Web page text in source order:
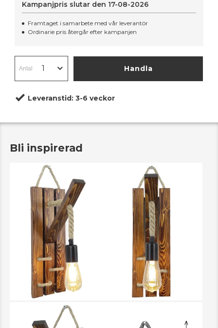
Kampanjpris slutar den 17-08-2026
Framtaget i samarbete med vår leverantör
Ordinarie pris återgår efter kampanjen
Handla
Leveranstid: 3-6 veckor
Bli inspirerad